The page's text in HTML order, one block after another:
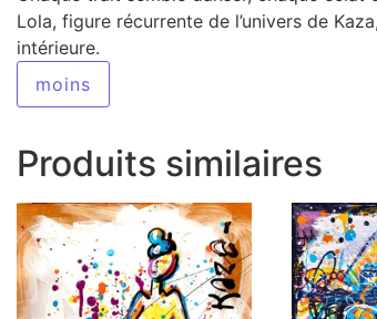
Lola, figure récurrente de l’univers de
intérieure.
moins
Produits similaires